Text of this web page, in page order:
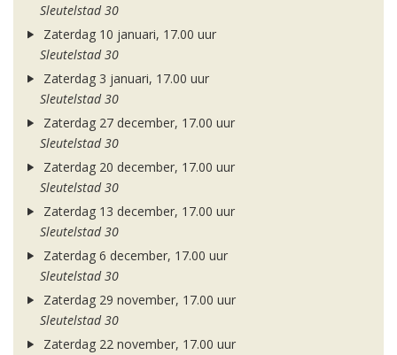
Sleutelstad 30
Zaterdag 10 januari, 17.00 uur
Sleutelstad 30
Zaterdag 3 januari, 17.00 uur
Sleutelstad 30
Zaterdag 27 december, 17.00 uur
Sleutelstad 30
Zaterdag 20 december, 17.00 uur
Sleutelstad 30
Zaterdag 13 december, 17.00 uur
Sleutelstad 30
Zaterdag 6 december, 17.00 uur
Sleutelstad 30
Zaterdag 29 november, 17.00 uur
Sleutelstad 30
Zaterdag 22 november, 17.00 uur